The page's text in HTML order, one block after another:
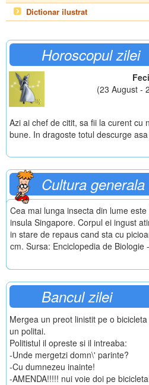
Dictionar ilustrat
Horoscopul zilei
(23 August -
Azi ai chef de citit, sa fii la curent cu
bune. In dragoste totul descurge
Cultura generala
Cea mai lunga insecta din lume
insula Singapore. Corpul ei ingust
in stare de repaus cand sta cu
cm. Sursa: Enciclopedia de Biologie
Bancul zilei
Mergea un preot linistit pe o
un politai.
Politistul il opreste si il intreaba:
-Unde mergetzi domn\' parinte?
-Cu dumnezeu inainte!
-AMENDA!!!!! nui voie doi pe